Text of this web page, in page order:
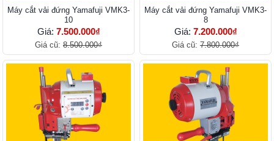
Máy cắt vải đứng Yamafuji VMK3-
10
Giá: 7.500.000₫
Giá cũ: 8.500.000₫
Máy cắt vải đứng Yamafuji VMK3-
8
Giá: 7.200.000₫
Giá cũ: 7.800.000₫